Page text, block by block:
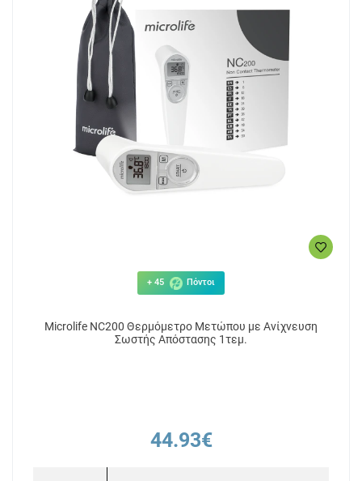
+ 45 Πόντοι
Microlife NC200 Θερμόμετρο Μετώπου με Ανίχνευση
Σωστής Απόστασης 1τεμ.
44.93€